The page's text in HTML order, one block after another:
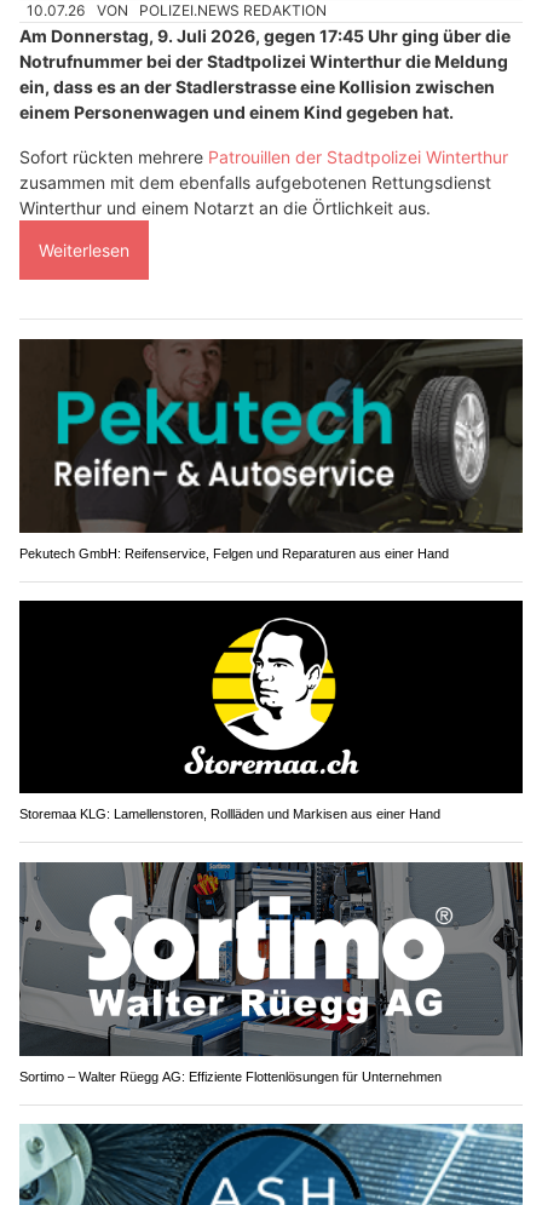
10.07.26 VON POLIZEI.NEWS REDAKTION
Am Donnerstag, 9. Juli 2026, gegen 17:45 Uhr ging über die
Notrufnummer bei der Stadtpolizei Winterthur die Meldung
ein, dass es an der Stadlerstrasse eine Kollision zwischen
einem Personenwagen und einem Kind gegeben hat.
Sofort rückten mehrere Patrouillen der Stadtpolizei Winterthur
zusammen mit dem ebenfalls aufgebotenen Rettungsdienst
Winterthur und einem Notarzt an die Örtlichkeit aus.
Weiterlesen
Pekutech GmbH: Reifenservice, Felgen und Reparaturen aus einer Hand
Storemaa KLG: Lamellenstoren, Rollläden und Markisen aus einer Hand
Sortimo – Walter Rüegg AG: Effiziente Flottenlösungen für Unternehmen